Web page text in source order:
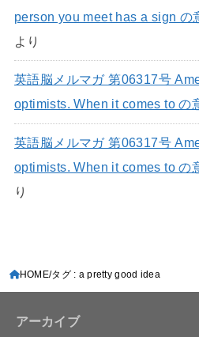
person you meet has a sign の
より
英語脳メルマガ 第06317号
optimists. When it comes to の
英語脳メルマガ 第06317号
optimists. When it comes to の
り
HOME タグ : a pretty good idea
アーカイブ